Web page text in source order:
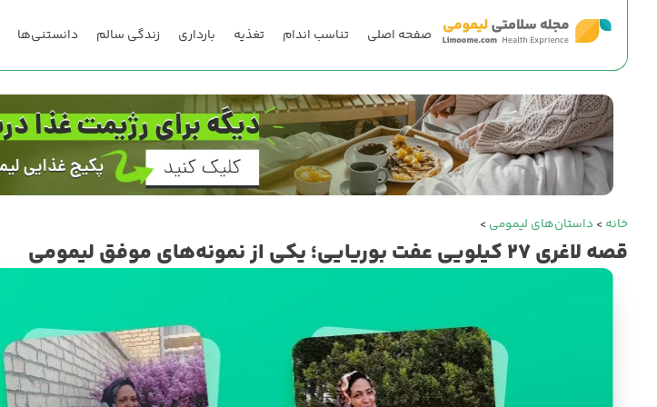
صفحه اصلی تناسب اندام تغذیه بارداری زندگی سالم دانستنی‌ها
خانه> داستان‌های لیمومی>
قصه لاغری ۲۷ کیلویی عفت بوریایی؛ یکی از نمونه‌های موفق لیمومی